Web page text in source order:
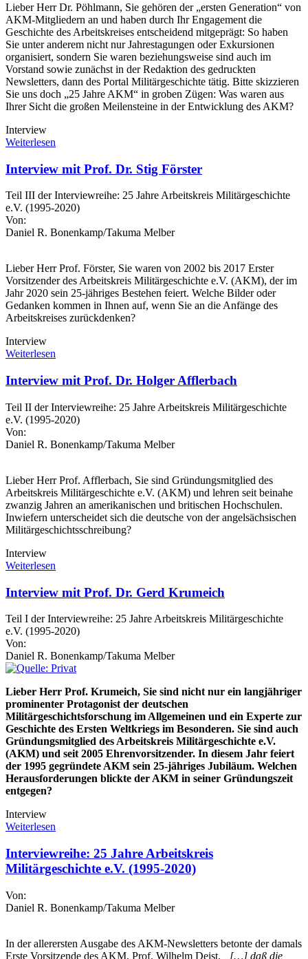
Lieber Herr Dr. Pöhlmann, Sie gehören der „ersten Generation“ von
AKM-Mitgliedern an und haben durch Ihr Engagement die
Geschichte des Arbeitskreises entscheidend mitgeprägt: So haben
Sie unter anderem nicht nur Jahrestagungen oder Exkursionen
organisiert, sondern Sie waren beziehungsweise sind auch im
Vorstand sowie zunächst in der Redaktion des gedruckten
Newsletters, dann des Portal Militärgeschichte tätig. Bitte skizzieren
Sie uns doch „25 Jahre AKM“ in groben Zügen: Was waren aus
Ihrer Sicht die großen Meilensteine in der Entwicklung des AKM?
Interview
Weiterlesen
Interview mit Prof. Dr. Stig Förster
Teil III der Interviewreihe: 25 Jahre Arbeitskreis Militärgeschichte
e.V. (1995-2020)
Von:
Daniel R. Bonenkamp/Takuma Melber
Lieber Herr Prof. Förster, Sie waren von 2002 bis 2017 Erster
Vorsitzender des Arbeitskreis Militärgeschichte e.V. (AKM), der im
Jahr 2020 sein 25-jähriges Bestehen feiert. Welche Bilder oder
Gedanken kommen in Ihnen auf, wenn Sie an die Anfänge des
Arbeitskreises zurückdenken?
Interview
Weiterlesen
Interview mit Prof. Dr. Holger Afflerbach
Teil II der Interviewreihe: 25 Jahre Arbeitskreis Militärgeschichte
e.V. (1995-2020)
Von:
Daniel R. Bonenkamp/Takuma Melber
Lieber Herr Prof. Afflerbach, Sie sind Gründungsmitglied des
Arbeitskreis Militärgeschichte e.V. (AKM) und lehren seit beinahe
zwanzig Jahren an amerikanischen und britischen Hochschulen.
Inwiefern unterscheidet sich die deutsche von der angelsächsischen
Militärgeschichtsschreibung?
Interview
Weiterlesen
Interview mit Prof. Dr. Gerd Krumeich
Teil I der Interviewreihe: 25 Jahre Arbeitskreis Militärgeschichte
e.V. (1995-2020)
Von:
Daniel R. Bonenkamp/Takuma Melber
Lieber Herr Prof. Krumeich, Sie sind nicht nur ein langjähriger
prominenter Protagonist der deutschen
Militärgeschichtsforschung im Allgemeinen und ein Experte zur
Geschichte des Ersten Weltkriegs im Besonderen. Sie sind auch
Gründungsmitglied des Arbeitskreis Militärgeschichte e.V.
(AKM) und seit 2005 Ehrenvorsitzender. In diesem Jahr feiert
der 1995 gegründete AKM sein 25-jähriges Jubiläum. Welchen
Herausforderungen blickte der AKM in seiner Gründungszeit
entgegen?
Interview
Weiterlesen
Interviewreihe: 25 Jahre Arbeitskreis
Militärgeschichte e.V. (1995-2020)
Von:
Daniel R. Bonenkamp/Takuma Melber
In der allerersten Ausgabe des AKM-Newsletters betonte der damals
Erste Vorsitzende des AKM, Prof. Wilhelm Deist,
„[…] daß die